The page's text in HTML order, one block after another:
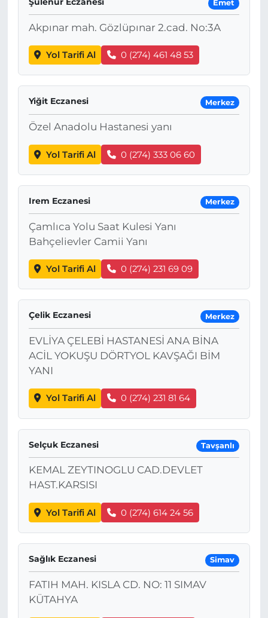
Emet
Akpınar mah. Gözlüpınar 2.cad. No:3A
Yol Tarifi Al 0 (274) 461 48 53
Yiğit Eczanesi Merkez
Özel Anadolu Hastanesi yanı
Yol Tarifi Al 0 (274) 333 06 60
Irem Eczanesi Merkez
Çamlıca Yolu Saat Kulesi Yanı
Bahçelievler Camii Yanı
Yol Tarifi Al 0 (274) 231 69 09
Çelik Eczanesi Merkez
EVLİYA ÇELEBİ HASTANESİ ANA BİNA
ACİL YOKUŞU DÖRTYOL KAVŞAĞI BİM
YANI
Yol Tarifi Al 0 (274) 231 81 64
Selçuk Eczanesi Tavşanlı
KEMAL ZEYTINOGLU CAD.DEVLET
HAST.KARSISI
Yol Tarifi Al 0 (274) 614 24 56
Sağlık Eczanesi Simav
FATIH MAH. KISLA CD. NO: 11 SIMAV
KÜTAHYA